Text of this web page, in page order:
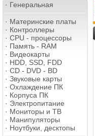
· Генеральная
· Материнские платы
· Контроллеры
· CPU - процессоры
· Память - RAM
· Видеокарты
· HDD, SSD, FDD
· CD - DVD - BD
· Звуковые карты
· Охлаждение ПК
· Корпуса ПК
· Электропитание
· Мониторы и ТВ
· Манипуляторы
· Ноутбуки, десктопы